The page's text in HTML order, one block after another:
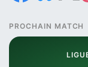
PROCHAIN MATCH